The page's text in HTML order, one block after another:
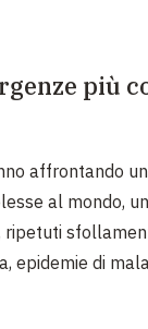
più
affrontando
al mondo,
epidemie di